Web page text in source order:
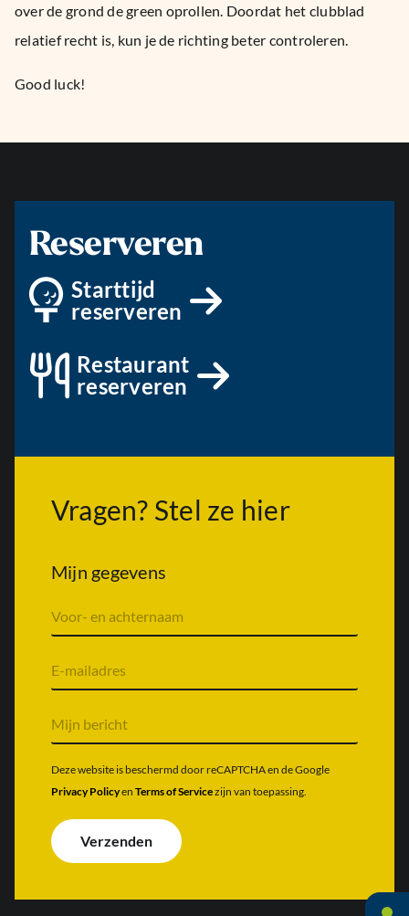
over de grond de green oprollen. Doordat het clubblad
relatief recht is, kun je de richting beter controleren.
Good luck!
Reserveren
Starttijd
reserveren
Restaurant
reserveren
Vragen? Stel ze hier
Mijn gegevens
o
o
n
a
m
&
c
h
e
r
a
-
m
i
l
a
r
s
*
i
j
n
e
i
c
*
Deze website is beschermd door reCAPTCHA en de Google
Privacy Policyen Terms of Servicezijn van toepassing.
Verzenden